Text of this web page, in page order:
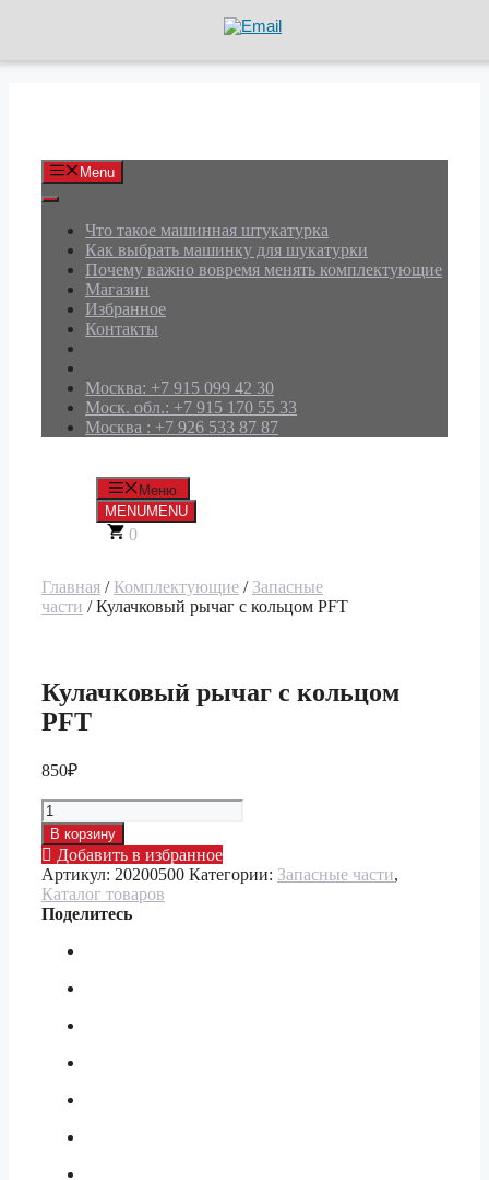
Menu
Что такое машинная штукатурка
Как выбрать машинку для шукатурки
Почему важно вовремя менять комплектующие
Магазин
Избранное
Контакты
Москва: +7 915 099 42 30
Моск. обл.: +7 915 170 55 33
Москва : +7 926 533 87 87
Меню
MENUMENU
0
Главная / Комплектующие / Запасные
части / Кулачковый рычаг с кольцом PFT
Кулачковый рычаг с кольцом
PFT
850₽
Количество
товара
Кулачковый
рычаг
с
кольцом
PFT
В корзину
Добавить в избранное
Артикул: 20200500 Категории: Запасные части,
Каталог товаров
Поделитесь